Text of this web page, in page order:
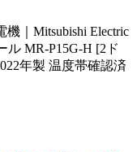
｜Mitsubishi Electric
ル MR-P15G-H [2ド
年製 温度帯確認済